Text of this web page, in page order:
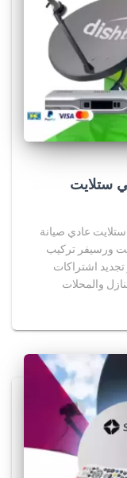
الجليعة 65651441 فني ستلايت
عادي صيانة
ورسيفر تركيب
اشتراكات
والمحلات